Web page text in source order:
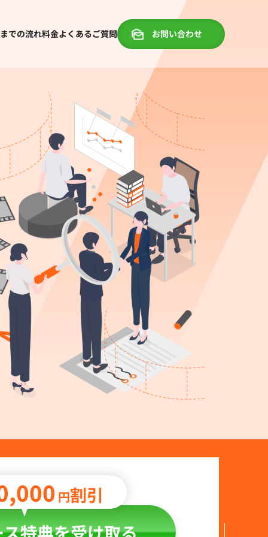
での流れ料金よくあるご質問 お問い合わせ
円割引
特典を受け取る